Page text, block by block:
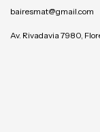
bairesmat@gmail.com
Av. Rivadavia 7980,